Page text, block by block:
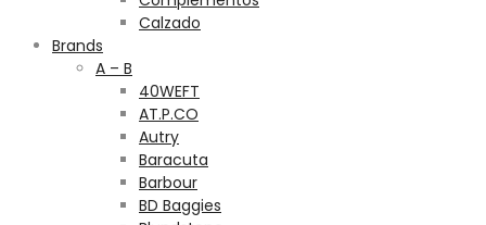
Calzado
Brands
A – B
40WEFT
AT.P.CO
Autry
Baracuta
Barbour
BD Baggies